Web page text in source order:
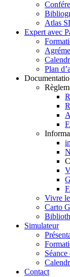
Atlas
Expert avec
Plan
Vivre
Carto
Simulateur
Contact